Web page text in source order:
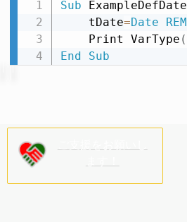
Sub ExampleDefDate
    tDate
=Date REM
    Print VarType
(
End
Sub